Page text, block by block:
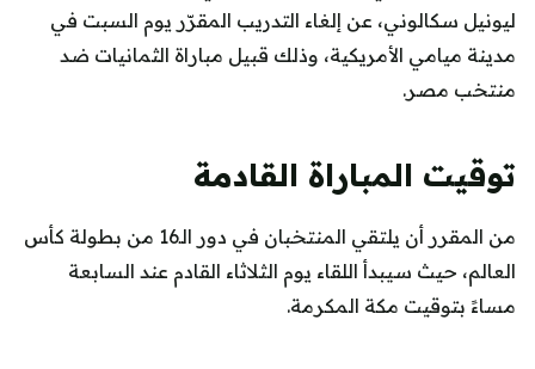
ليونيل سكالوني، عن إلغاء التدريب المقرّر يوم السبت في
مدينة ميامي الأمريكية، وذلك قبيل مباراة الثمانيات ضد
منتخب مصر.
توقيت المباراة القادمة
من المقرر أن يلتقي المنتخبان في دور الـ16 من بطولة كأس
العالم، حيث سيبدأ اللقاء يوم الثلاثاء القادم عند السابعة
مساءً بتوقيت مكة المكرمة.